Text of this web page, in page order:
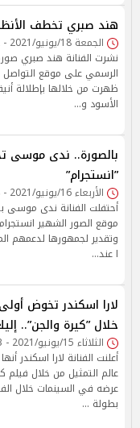
هند صبري تخطف
الجمعة 18/يونيو/2021 - 12:22 ص
نشرت الفنانة هند صبري
الرسمي على موقع التواصل
ظهرت من خلالها بإطلالة
الأسود و…
بالصورة.. ندى موسى
”انستجرام”
الأربعاء 16/يونيو/2021 - 01:08 ص
أحتفلت الفنانة ندى موسى
موقع الصور الشهير
وتقدير لجمهورها لدعمهم
ا عند…
لارا اسكندر تخوض
خلال ”كيرة والجن”..
الثلاثاء 15/يونيو/2021 - 01:03 ص
أعلنت الفنانة لارا اسكندر
عالم التمثيل من خلال فيلم
عرضه في السينمات خلال
بطولة …